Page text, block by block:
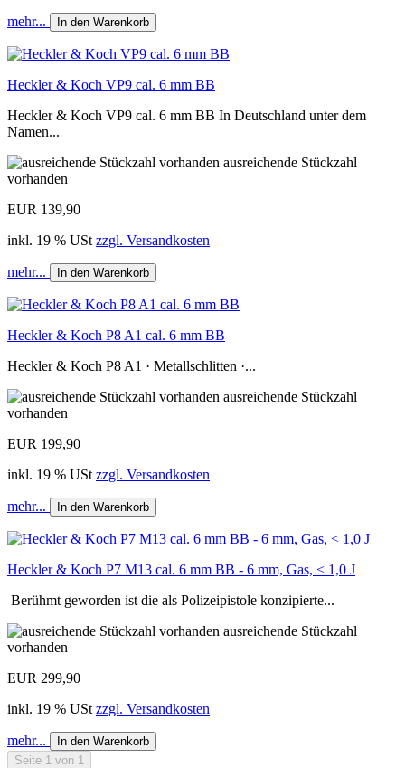
mehr... In den Warenkorb
Heckler & Koch VP9 cal. 6 mm BB
Heckler & Koch VP9 cal. 6 mm BB In Deutschland unter dem
Namen...
ausreichende Stückzahl
vorhanden
EUR 139,90
inkl. 19 % USt zzgl. Versandkosten
mehr... In den Warenkorb
Heckler & Koch P8 A1 cal. 6 mm BB
Heckler & Koch P8 A1 · Metallschlitten ·...
ausreichende Stückzahl
vorhanden
EUR 199,90
inkl. 19 % USt zzgl. Versandkosten
mehr... In den Warenkorb
Heckler & Koch P7 M13 cal. 6 mm BB - 6 mm, Gas, < 1,0 J
Berühmt geworden ist die als Polizeipistole konzipierte...
ausreichende Stückzahl
vorhanden
EUR 299,90
inkl. 19 % USt zzgl. Versandkosten
mehr...
In den Warenkorb
Seite 1 von 1